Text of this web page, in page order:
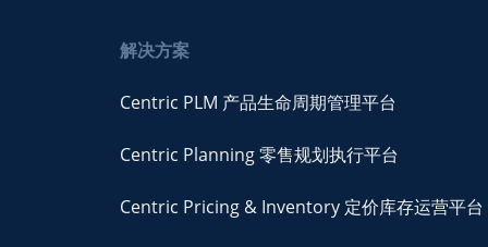
解决方案
Centric PLM 产品生命周期管理平台
Centric Planning 零售规划执行平台
Centric Pricing & Inventory 定价库存运营平台